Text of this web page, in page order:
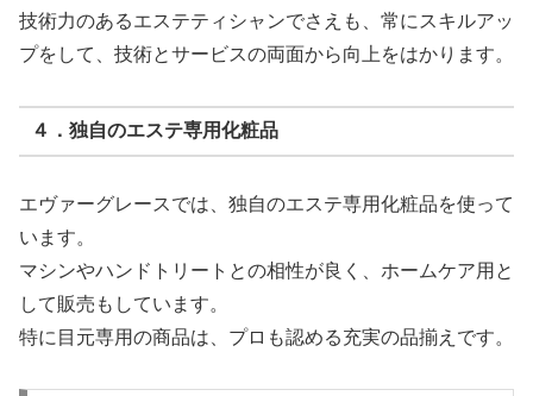
技術力のあるエステティシャンでさえも、常にスキルアッ
プをして、技術とサービスの両面から向上をはかります。
４．独自のエステ専用化粧品
エヴァーグレースでは、独自のエステ専用化粧品を使って
います。
マシンやハンドトリートとの相性が良く、ホームケア用と
して販売もしています。
特に目元専用の商品は、プロも認める充実の品揃えです。